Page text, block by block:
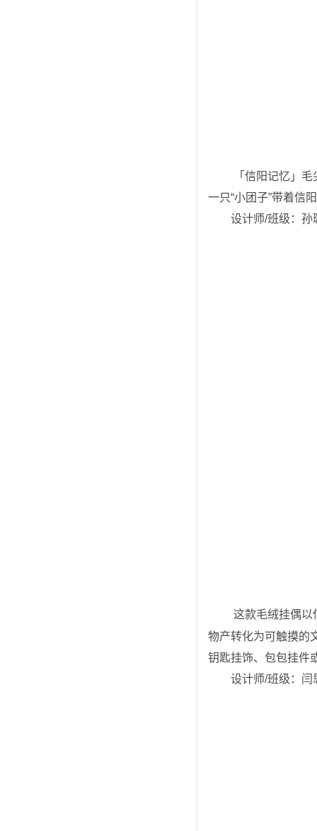
「信阳记忆」毛
一只“小团子”带着信
设计师/班级：孙
物产转化为可触摸的
钥匙挂饰、包包挂件
设计师/班级：闫